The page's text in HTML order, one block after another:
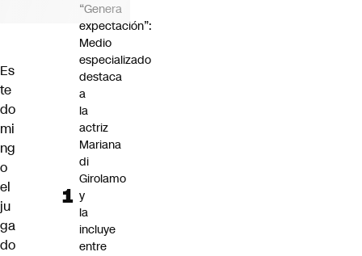
Es
te
do
mi
ng
o
el
ju
ga
do
“Genera
expectación”:
Medio
especializado
destaca
a
la
actriz
Mariana
di
Girolamo
y
la
incluye
entre